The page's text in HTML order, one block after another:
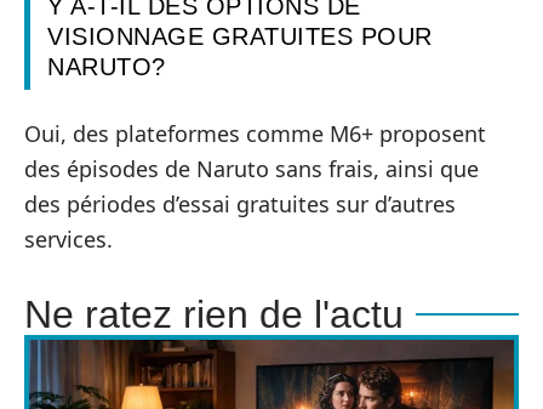
Y A-T-IL DES OPTIONS DE
VISIONNAGE GRATUITES POUR
NARUTO?
Oui, des plateformes comme M6+ proposent
des épisodes de Naruto sans frais, ainsi que
des périodes d’essai gratuites sur d’autres
services.
Ne ratez rien de l'actu